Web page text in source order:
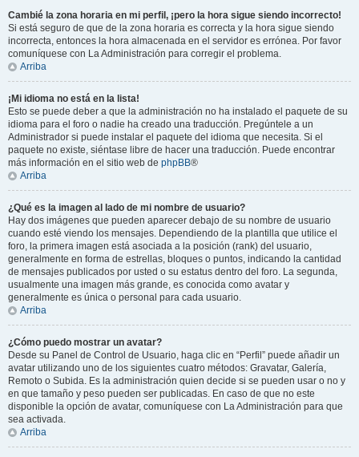
Cambié la zona horaria en mi perfil, ¡pero la hora sigue siendo incorrecto!
Si está seguro de que de la zona horaria es correcta y la hora sigue siendo
incorrecta, entonces la hora almacenada en el servidor es errónea. Por favor
comuníquese con La Administración para corregir el problema.
Arriba
¡Mi idioma no está en la lista!
Esto se puede deber a que la administración no ha instalado el paquete de su
idioma para el foro o nadie ha creado una traducción. Pregúntele a un
Administrador si puede instalar el paquete del idioma que necesita. Si el
paquete no existe, siéntase libre de hacer una traducción. Puede encontrar
más información en el sitio web de phpBB®
Arriba
¿Qué es la imagen al lado de mi nombre de usuario?
Hay dos imágenes que pueden aparecer debajo de su nombre de usuario
cuando esté viendo los mensajes. Dependiendo de la plantilla que utilice el
foro, la primera imagen está asociada a la posición (rank) del usuario,
generalmente en forma de estrellas, bloques o puntos, indicando la cantidad
de mensajes publicados por usted o su estatus dentro del foro. La segunda,
usualmente una imagen más grande, es conocida como avatar y
generalmente es única o personal para cada usuario.
Arriba
¿Cómo puedo mostrar un avatar?
Desde su Panel de Control de Usuario, haga clic en “Perfil” puede añadir un
avatar utilizando uno de los siguientes cuatro métodos: Gravatar, Galería,
Remoto o Subida. Es la administración quien decide si se pueden usar o no y
en que tamaño y peso pueden ser publicadas. En caso de que no este
disponible la opción de avatar, comuníquese con La Administración para que
sea activada.
Arriba